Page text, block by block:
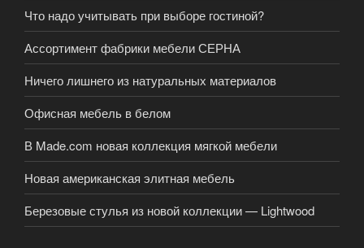
Что надо учитывать при выборе гостиной?
Ассортимент фабрики мебели СЕРНА
Ничего лишнего из натуральных материалов
Офисная мебель в белом
В Made.com новая коллекция мягкой мебели
Новая американская элитная мебель
Березовые стулья из новой коллекции — Lightwood